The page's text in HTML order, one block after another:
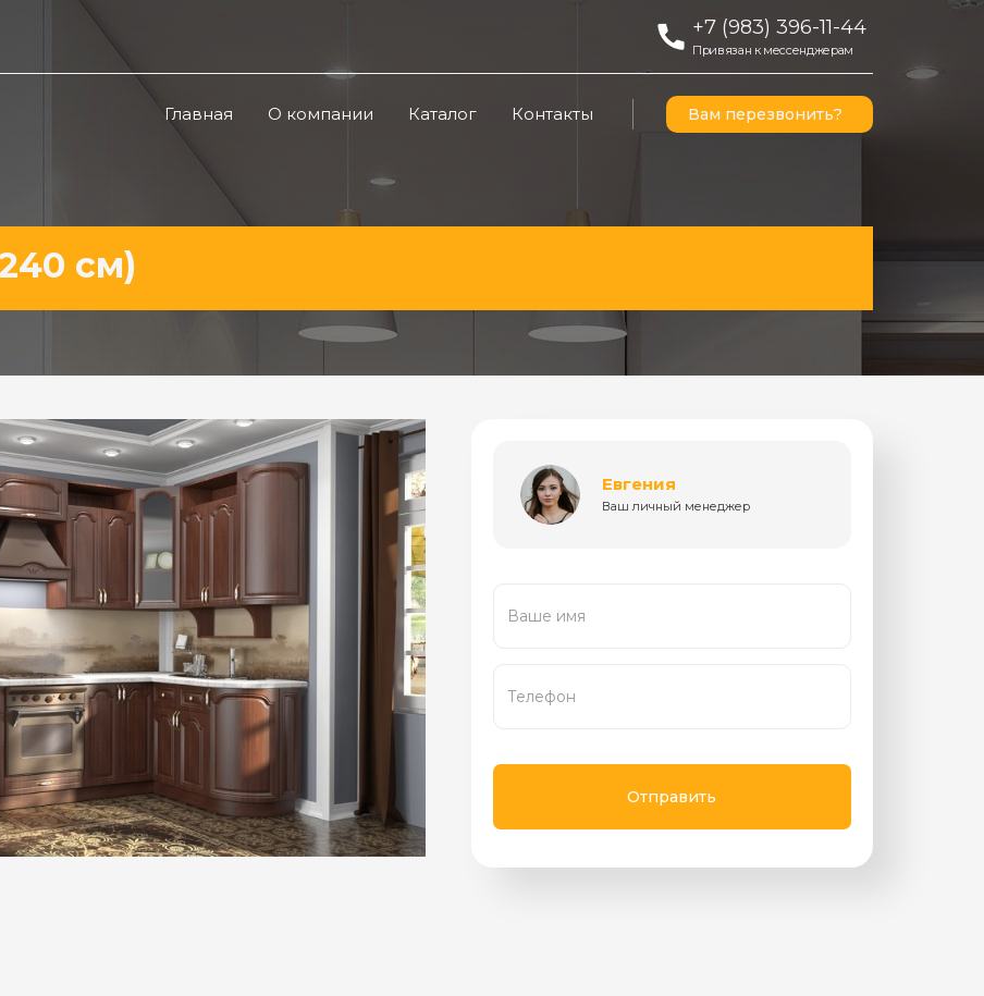
Главная О компании Каталог Контакты Вам перезвонить?
+7 (983) 396-11-44
Привязан к мессенджерам
см)
Евгения
Ваш личный менеджер